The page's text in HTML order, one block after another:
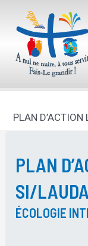
contenu
PLAN
PLAN
SI/
ÉCOLOGIE